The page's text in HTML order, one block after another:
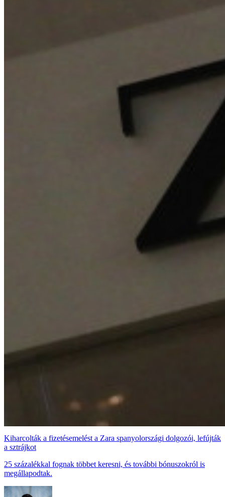
Kiharcolták a fizetésemelést a Zara spanyolországi dolgozói, lefújták
a sztrájkot
25 százalékkal fognak többet keresni, és további bónuszokról is
megállapodtak.